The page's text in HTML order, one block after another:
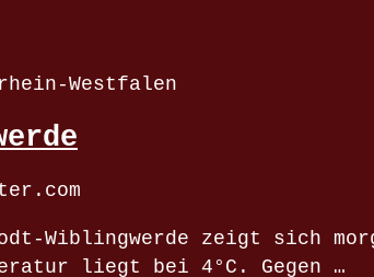
Westfalen
Wiblingwerde zeigt sich
liegt bei 4°C. Gegen …